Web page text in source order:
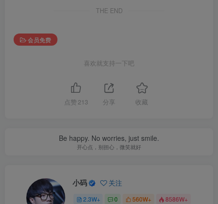
THE END
会员免费
喜欢就支持一下吧
点赞 213 分享 收藏
Be happy. No worries, just smile.
开心点，别担心，微笑就好
小码 关注
2.3W+ 0 560W+ 8586W+